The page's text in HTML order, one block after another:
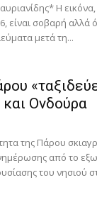
Η
είναι σοβαρή αλλά
μετά τη...
και Ονδούρα
της Πάρου
από το
του νησιού